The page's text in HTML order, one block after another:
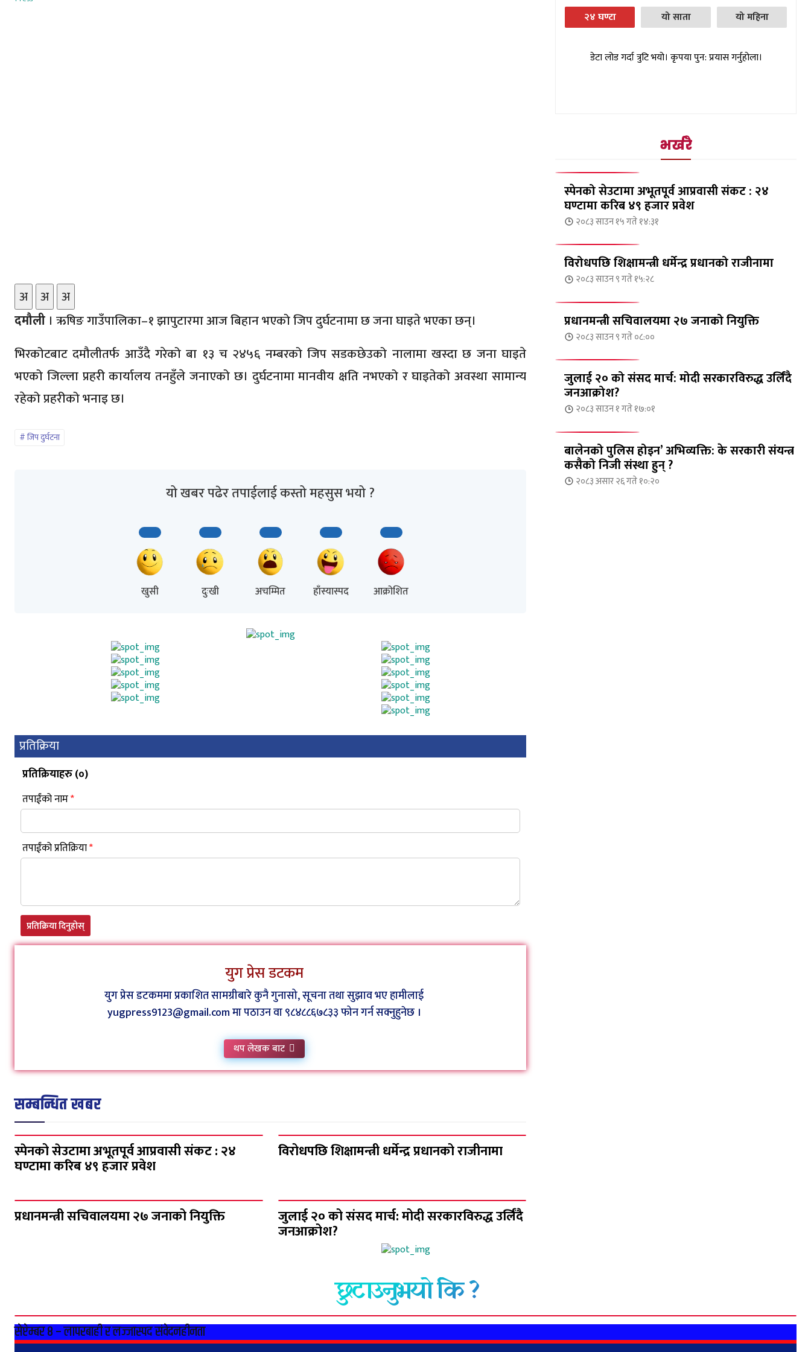
अ अ अ
दमौली । ऋषिङ गाउँपालिका–१ झापुटारमा आज बिहान भएको जिप दुर्घटनामा छ जना घाइते भएका छन्।
भिरकोटबाट दमौलीतर्फ आउँदै गरेको बा १३ च २४५६ नम्बरको जिप सडकछेउको नालामा खस्दा छ जना घाइते
भएको जिल्ला प्रहरी कार्यालय तनहुँले जनाएको छ। दुर्घटनामा मानवीय क्षति नभएको र घाइतेको अवस्था सामान्य
रहेको प्रहरीको भनाइ छ।
जिप दुर्घटना
यो खबर पढेर तपाईलाई कस्तो महसुस भयो ?
खुसी दुःखी अचम्मित हाँस्यास्पद आक्रोशित
प्रतिक्रिया
प्रतिक्रियाहरु (०)
तपाईंको नाम*
तपाईंको प्रतिक्रिया*
प्रतिक्रिया दिनुहोस्
युग प्रेस डटकम
युग प्रेस डटकममा प्रकाशित सामग्रीबारे कुनै गुनासो, सूचना तथा सुझाव भए हामीलाई
yugpress9123@gmail.com मा पठाउन वा ९८४८८६७८३३ फोन गर्न सक्नुहुनेछ ।
थप लेखक बाट
सम्बन्धित खबर
स्पेनको सेउटामा अभूतपूर्व आप्रवासी संकट : २४
घण्टामा करिब ४९ हजार प्रवेश
विरोधपछि शिक्षामन्त्री धर्मेन्द्र प्रधानको राजीनामा
प्रधानमन्त्री सचिवालयमा २७ जनाको नियुक्ति जुलाई २० को संसद मार्च: मोदी सरकारविरुद्ध उर्लिंदै
जनआक्रोश?
२४ घण्टा यो साता यो महिना
डेटा लोड गर्दा त्रुटि भयो। कृपया पुन: प्रयास गर्नुहोला।
भर्खरै
स्पेनको सेउटामा अभूतपूर्व आप्रवासी संकट : २४
घण्टामा करिब ४९ हजार प्रवेश
२०८३ साउन १५ गते १४:३१
विरोधपछि शिक्षामन्त्री धर्मेन्द्र प्रधानको राजीनामा
२०८३ साउन ९ गते १५:२८
प्रधानमन्त्री सचिवालयमा २७ जनाको नियुक्ति
२०८३ साउन ९ गते ०८:००
जुलाई २० को संसद मार्च: मोदी सरकारविरुद्ध उर्लिंदै
जनआक्रोश?
२०८३ साउन १ गते १७:०१
बालेनको पुलिस होइन’ अभिव्यक्ति: के सरकारी संयन्त्र
कसैको निजी संस्था हुन् ?
२०८३ असार २६ गते १०:२०
छुटाउनुभयो कि ?
सेप्टेम्बर ८ – लापरबाही र लज्जास्पद संवेदनहीनता